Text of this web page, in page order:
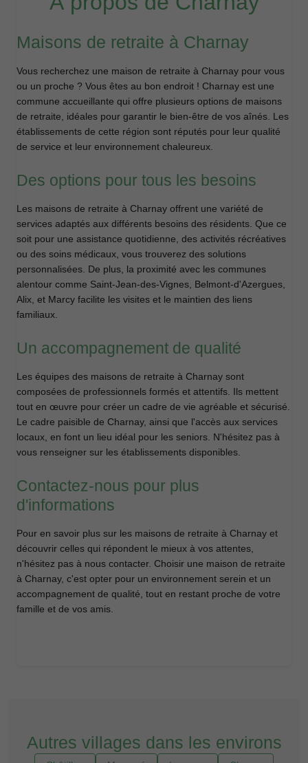
Maisons de retraite à Charnay
Vous recherchez une maison de retraite à Charnay pour vous
ou un proche ? Vous êtes au bon endroit ! Charnay est une
commune accueillante qui offre plusieurs options de maisons
de retraite, idéales pour garantir le bien-être de vos aînés. Les
établissements de cette région sont réputés pour leur qualité
de service et leur environnement chaleureux.
Des options pour tous les besoins
Les maisons de retraite à Charnay offrent une variété de
services adaptés aux différents besoins des résidents. Que ce
soit pour une assistance quotidienne, des activités récréatives
ou des soins médicaux, vous trouverez des solutions
personnalisées. De plus, la proximité avec les communes
alentour comme Saint-Jean-des-Vignes, Belmont-d'Azergues,
Alix, et Marcy facilite les visites et le maintien des liens
familiaux.
Un accompagnement de qualité
Les équipes des maisons de retraite à Charnay sont
composées de professionnels formés et attentifs. Ils mettent
tout en œuvre pour créer un cadre de vie agréable et sécurisé.
Le cadre paisible de Charnay, ainsi que l'accès aux services
locaux, en font un lieu idéal pour les seniors. N'hésitez pas à
vous renseigner sur les établissements disponibles.
Contactez-nous pour plus
d'informations
Pour en savoir plus sur les maisons de retraite à Charnay et
découvrir celles qui répondent le mieux à vos attentes,
n'hésitez pas à nous contacter. Choisir une maison de retraite
à Charnay, c'est opter pour un environnement serein et un
accompagnement de qualité, tout en restant proche de votre
famille et de vos amis.
Autres villages dans les environs